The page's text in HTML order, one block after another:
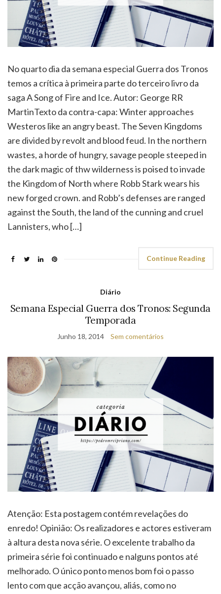
No quarto dia da semana especial Guerra dos Tronos
temos a crítica à primeira parte do terceiro livro da
saga A Song of Fire and Ice. Autor: George RR
MartinTexto da contra-capa: Winter approaches
Westeros like an angry beast. The Seven Kingdoms
are divided by revolt and blood feud. In the northern
wastes, a horde of hungry, savage people steeped in
the dark magic of thw wilderness is poised to invade
the Kingdom of North where Robb Stark wears his
new forged crown. and Robb’s defenses are ranged
against the South, the land of the cunning and cruel
Lannisters, who […]
Continue Reading
Diário
Semana Especial Guerra dos Tronos: Segunda
Temporada
Junho 18, 2014 Sem comentários
Atenção: Esta postagem contém revelações do
enredo! Opinião: Os realizadores e actores estiveram
à altura desta nova série. O excelente trabalho da
primeira série foi continuado e nalguns pontos até
melhorado. O único ponto menos bom foi o passo
lento com que acção avançou, aliás, como no